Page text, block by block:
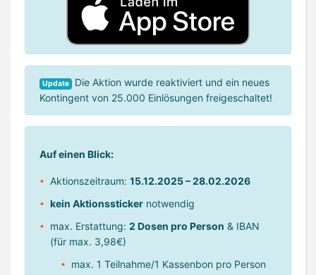
Update
Die Aktion wurde reaktiviert und ein neues
Kontingent von 25.000 Einlösungen freigeschaltet!
Auf einen Blick:
Aktionszeitraum: 15.12.2025 – 28.02.2026
kein Aktionssticker notwendig
max. Erstattung: 2 Dosen pro Person & IBAN
(für max. 3,98€)
max. 1 Teilnahme/1 Kassenbon pro Person